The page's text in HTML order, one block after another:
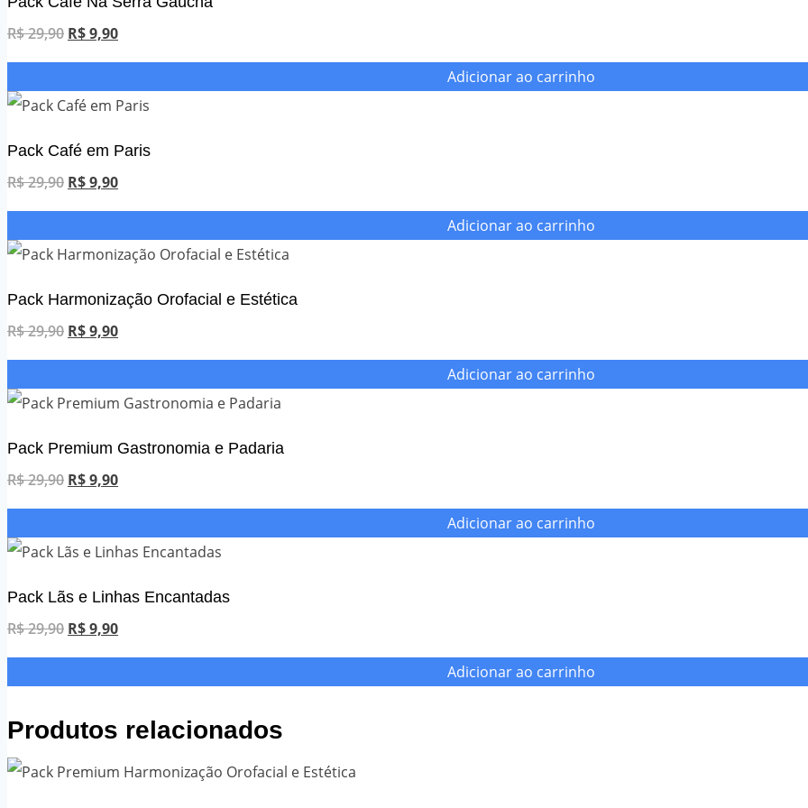
R$29,90 O
preço
original
R$ 29,90.
R$9,90O
preço
atual
R$ 9,90.
Adicionar ao carrinho
Pack Café em Paris
R$29,90 O
preço
original
R$ 29,90.
R$9,90O
preço
atual
R$ 9,90.
Adicionar ao carrinho
Pack Harmonização Orofacial e Estética
R$29,90 O
preço
original
R$ 29,90.
R$9,90O
preço
atual
R$ 9,90.
Adicionar ao carrinho
Pack Premium Gastronomia e Padaria
R$29,90 O
preço
original
R$ 29,90.
R$9,90O
preço
atual
R$ 9,90.
Adicionar ao carrinho
Pack Lãs e Linhas Encantadas
R$29,90 O
preço
original
R$ 29,90.
R$9,90O
preço
atual
R$ 9,90.
Adicionar ao carrinho
Produtos relacionados